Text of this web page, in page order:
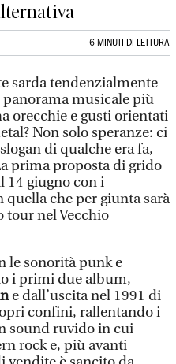
6 MINUTI DI LETTURA
sarda tendenzialmente
musicale più
orecchie e gusti orientati
Non solo speranze: ci
di qualche era fa,
prima proposta di grido
14 giugno con i
quella che per giunta sarà
tour nel Vecchio
le sonorità punk e
i primi due album,
e dall’uscita nel 1991 di
confini, rallentando i
sound ruvido in cui
rock e, più avanti